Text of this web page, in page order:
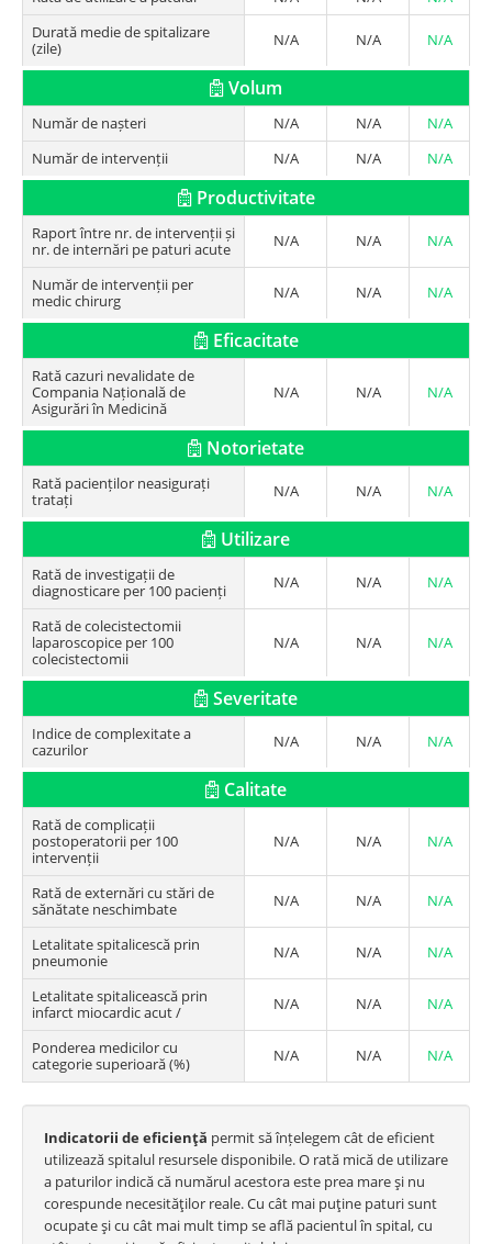
Durată medie de spitalizare
(zile)
N/A N/A N/A
Volum
Număr de nașteri N/A N/A
N/A
Număr de intervenții
N/A N/A N/A
Productivitate
Raport între nr. de intervenții și
nr. de internări pe paturi acute
N/A N/A N/A
Număr de intervenții per
medic chirurg
N/A N/A N/A
Eficacitate
Rată cazuri nevalidate de
Compania Națională de
Asigurări în Medicină
N/A N/A N/A
Notorietate
Rată pacienților neasigurați
tratați
N/A N/A N/A
Utilizare
Rată de investigații de
diagnosticare per 100 pacienți
N/A N/A N/A
Rată de colecistectomii
laparoscopice per 100
colecistectomii
N/A N/A N/A
Severitate
Indice de complexitate a
cazurilor
N/A N/A N/A
Calitate
Rată de complicații
postoperatorii per 100
intervenții
N/A N/A N/A
Rată de externări cu stări de
sănătate neschimbate
N/A N/A N/A
Letalitate spitalicescă prin
pneumonie
N/A N/A N/A
Letalitate spitalicească prin
infarct miocardic acut /
N/A N/A N/A
Ponderea medicilor cu
categorie superioară (%)
N/A N/A N/A
Indicatorii de eficienţă permit să înțelegem cât de eficient
utilizează spitalul resursele disponibile. O rată mică de utilizare
a paturilor indică că numărul acestora este prea mare şi nu
corespunde necesităţilor reale. Cu cât mai puţine paturi sunt
ocupate şi cu cât mai mult timp se află pacientul în spital, cu